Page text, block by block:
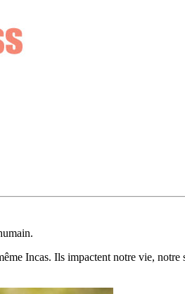
Incas. Ils impactent notre vie,